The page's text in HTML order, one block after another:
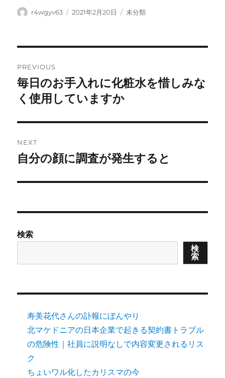
Author
r4wgyv63
Posted
2021年2月20日 Categories
未分類
navigation
PREVIOUS
Previous
post:
毎日のお手入れに化粧水を惜しみな
く使用していますか
NEXT
Next
自分の顔に調査が発生すると
検索
検
索
寿美花代さんの訃報にぼんやり
北マケドニアの日本企業で起きる契約書トラブル
の危険性｜社員に説明なしで内容変更されるリス
ク
ちょいワル化したカリスマの今